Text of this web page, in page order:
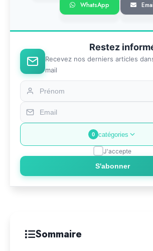
WhatsApp
Restez
Recevez nos derniers articles
mail
0 catégories
J'accepte
S'abonner
Sommaire